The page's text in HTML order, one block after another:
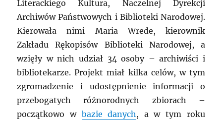
Literackiego Kultura, Naczelnej Dyrekcji
Archiwów Państwowych i Biblioteki Narodowej.
Kierowała nimi Maria Wrede, kierownik
Zakładu Rękopisów Biblioteki Narodowej, a
wzięły w nich udział 34 osoby – archiwiści i
bibliotekarze. Projekt miał kilka celów, w tym
zgromadzenie i udostępnienie informacji o
przebogatych różnorodnych zbiorach –
początkowo w bazie danych , a w tym roku